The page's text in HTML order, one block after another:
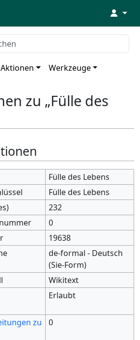
↓
Aktionen Werkzeuge
zu „Fülle des
Fülle des Lebens
Fülle des Lebens
232
0
19638
de-formal - Deutsch
(Sie-Form)
Wikitext
Erlaubt
zu
0